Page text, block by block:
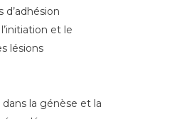
d’adhésion
et le
lésions
dans la génèse et la